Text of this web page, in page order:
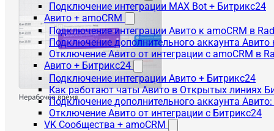
Подключение интеграции MAX Bot + Битрикс24
Авито + amoCRM
Подключение интеграции Авито к amoCRM в
Подключение дополнительного аккаунта Авито
Отключение Авито от интеграции с amoCRM в
Авито + Битрикс24
Подключение интеграции Авито + Битрикс24
Как работают чаты Авито в Открытых линиях
Подключение дополнительного аккаунта
Отключение Авито от интеграции с Битрикс24
VK Сообщества + amoCRM